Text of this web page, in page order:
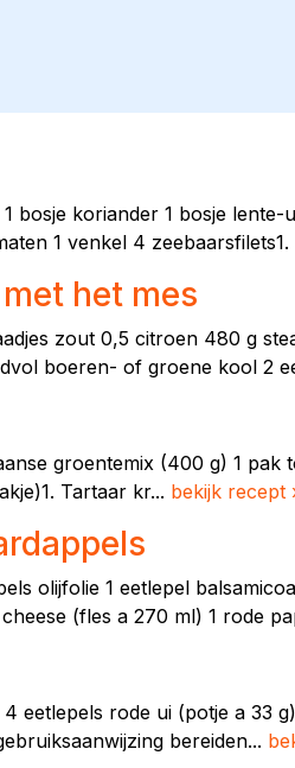
bosje koriander 1 bosje
1 venkel 4 zeebaarsfilets1.
het mes
zout 0,5 citroen 480 g
boeren- of groene kool 2
groentemix (400 g) 1
Tartaar kr... bekijk recept
olijfolie 1 eetlepel
(fles a 270 ml) 1 rode
rode ui (potje a 33
bereiden...